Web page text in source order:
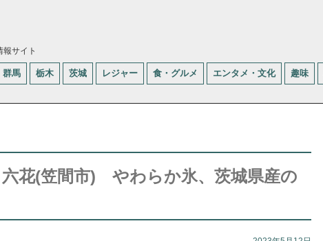
サイト
群馬 栃木 茨城 レジャー 食・グルメ エンタメ・文化 趣味
花(笠間市) やわらか氷、茨城県産の